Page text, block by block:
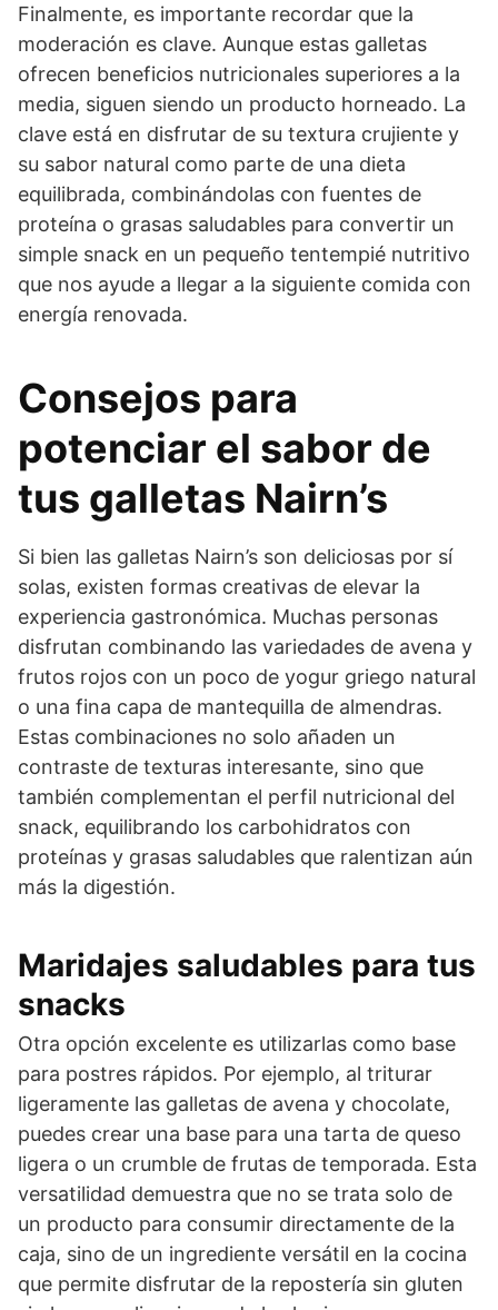
Finalmente, es importante recordar que la
moderación es clave. Aunque estas galletas
ofrecen beneficios nutricionales superiores a la
media, siguen siendo un producto horneado. La
clave está en disfrutar de su textura crujiente y
su sabor natural como parte de una dieta
equilibrada, combinándolas con fuentes de
proteína o grasas saludables para convertir un
simple snack en un pequeño tentempié nutritivo
que nos ayude a llegar a la siguiente comida con
energía renovada.
Consejos para
potenciar el sabor de
tus galletas Nairn’s
Si bien las galletas Nairn’s son deliciosas por sí
solas, existen formas creativas de elevar la
experiencia gastronómica. Muchas personas
disfrutan combinando las variedades de avena y
frutos rojos con un poco de yogur griego natural
o una fina capa de mantequilla de almendras.
Estas combinaciones no solo añaden un
contraste de texturas interesante, sino que
también complementan el perfil nutricional del
snack, equilibrando los carbohidratos con
proteínas y grasas saludables que ralentizan aún
más la digestión.
Maridajes saludables para tus
snacks
Otra opción excelente es utilizarlas como base
para postres rápidos. Por ejemplo, al triturar
ligeramente las galletas de avena y chocolate,
puedes crear una base para una tarta de queso
ligera o un crumble de frutas de temporada. Esta
versatilidad demuestra que no se trata solo de
un producto para consumir directamente de la
caja, sino de un ingrediente versátil en la cocina
que permite disfrutar de la repostería sin gluten